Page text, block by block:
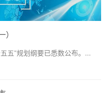
五”规划纲要已悉数公布。...